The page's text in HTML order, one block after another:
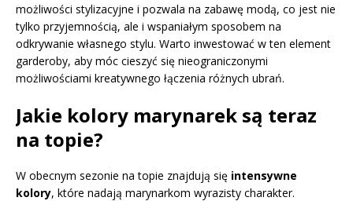
możliwości stylizacyjne i pozwala na zabawę modą, co jest nie
tylko przyjemnością, ale i wspaniałym sposobem na
odkrywanie własnego stylu. Warto inwestować w ten element
garderoby, aby móc cieszyć się nieograniczonymi
możliwościami kreatywnego łączenia różnych ubrań.
Jakie kolory marynarek są teraz
na topie?
W obecnym sezonie na topie znajdują się intensywne
kolory, które nadają marynarkom wyrazisty charakter.